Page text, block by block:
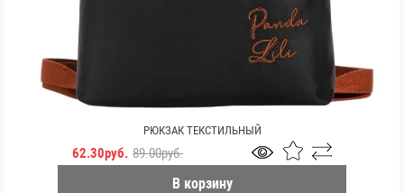
РЮКЗАК ТЕКСТИЛЬНЫЙ
62.30руб. 89.00руб.
В корзину